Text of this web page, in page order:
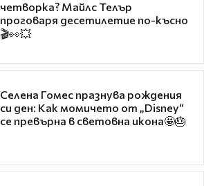
четворка? Майлс Телър
проговаря десетилетие по-късно
🎬👀💥
Селена Гомес празнува рождения
си ден: Как момичето от „Disney“
се превърна в световна икона🤩🎂